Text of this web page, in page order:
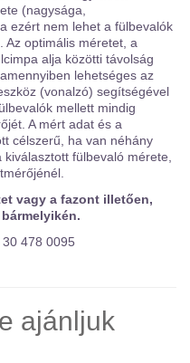
(nagysága,
ezért nem lehet a fülbevalók
Az optimális méretet, a
alja közötti távolság
lehetséges az
(vonalzó) segítségével
mellett mindig
A mért adat és a
célszerű, ha van néhány
fülbevaló mérete,
vagy a fazont illetően,
0095
ajánljuk